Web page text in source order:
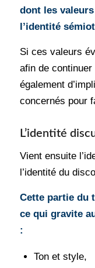
dont les
l’identité
Si ces valeurs
afin de
également
concernés pour
L’identité
Vient ensuite
l’identité du
Cette partie du
ce qui gravite
:
Ton et style,